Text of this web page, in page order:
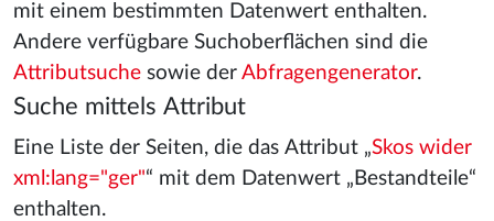
mit einem bestimmten Datenwert enthalten.
Andere verfügbare Suchoberflächen sind die
Attributsuche sowie der Abfragengenerator.
Suche mittels Attribut
Eine Liste der Seiten, die das Attribut „Skos wider
xml:lang="ger"“ mit dem Datenwert „Bestandteile“
enthalten.